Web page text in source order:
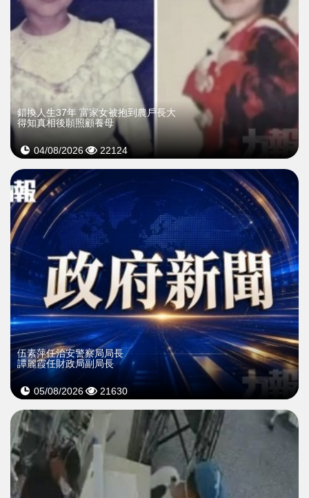
錯換人生37年 富家女被抱到農戶長大
得知真相後願照顧養母
04/08/2026 22124
伍素萍任治安警察局局長
譚麗霞任財政局副局長
05/08/2026 21630